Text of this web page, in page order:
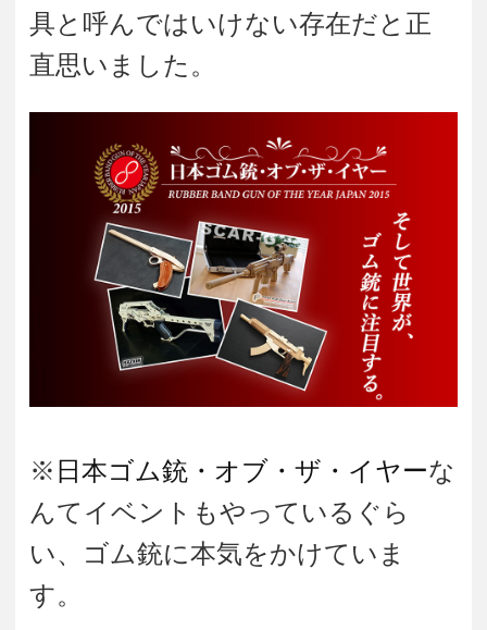
具と呼んではいけない存在だと正
直思いました。
※ 日本ゴム銃・オブ・ザ・イヤーな
んてイベントもやっているぐら
い、ゴム銃に本気をかけていま
す。